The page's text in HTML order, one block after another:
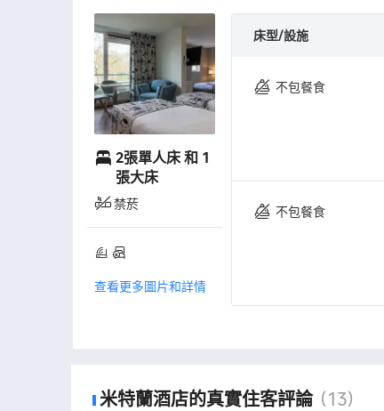
2張單人床 和 1
張大床
禁菸
查看更多圖片和詳情
床型/設施
不包餐食
不包餐食
米特蘭酒店的真實住客評論 (13)